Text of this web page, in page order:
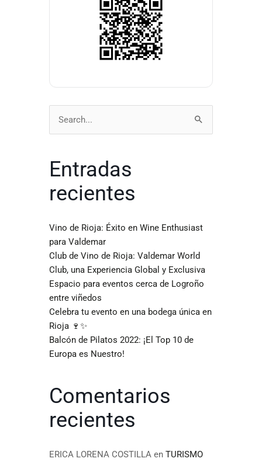
Buscar
por:
Entradas
recientes
Vino de Rioja: Éxito en Wine Enthusiast
para Valdemar
Club de Vino de Rioja: Valdemar World
Club, una Experiencia Global y Exclusiva
Espacio para eventos cerca de Logroño
entre viñedos
Celebra tu evento en una bodega única en
Rioja 🍷✨
Balcón de Pilatos 2022: ¡El Top 10 de
Europa es Nuestro!
Comentarios
recientes
ERICA LORENA COSTILLA en TURISMO